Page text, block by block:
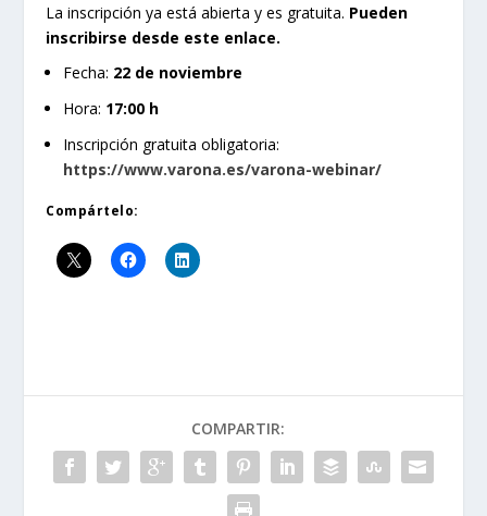
La inscripción ya está abierta y es gratuita. Pueden
inscribirse desde este enlace.
Fecha: 22 de noviembre
Hora: 17:00 h
Inscripción gratuita obligatoria:
https://www.varona.es/varona-webinar/
Compártelo:
COMPARTIR: